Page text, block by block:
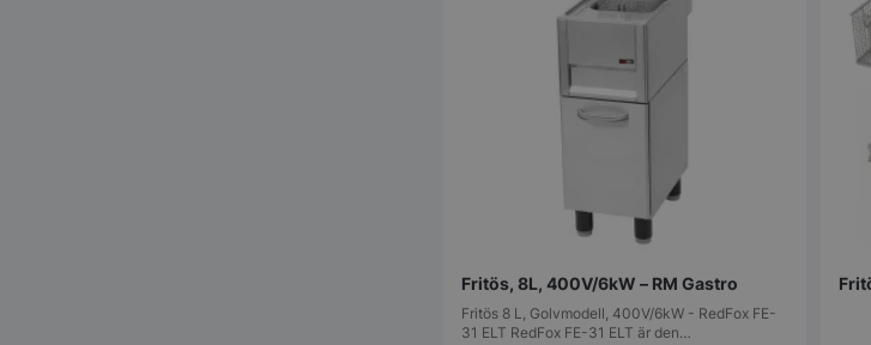
Fritös, 8L, 400V/6kW – RM Gastro
Fritös 8 L, Golvmodell, 400V/6kW - RedFox FE-
31 ELT RedFox FE-31 ELT är den…
wp_woocommerce_session_[abcdef0123456789]
woocommerce_items_in_cart
Automattic Inc.